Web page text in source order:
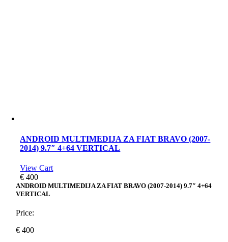
ANDROID MULTIMEDIJA ZA FIAT BRAVO (2007-
2014) 9.7″ 4+64 VERTICAL
View Cart
€ 400
ANDROID MULTIMEDIJA ZA FIAT BRAVO (2007-2014) 9.7″ 4+64
VERTICAL
Price:
€ 400